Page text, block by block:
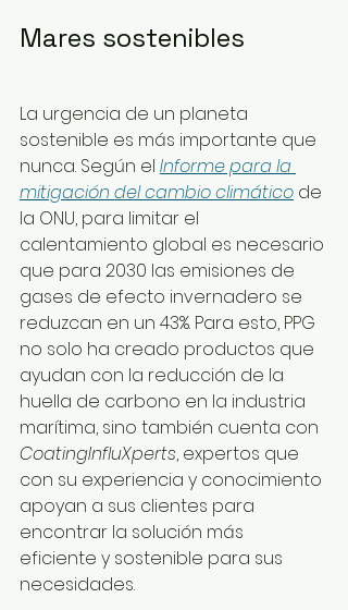
Mares sostenibles
La urgencia de un planeta
sostenible es más importante que
nunca. Según el Informe para la
mitigación del cambio climático de
la ONU, para limitar el
calentamiento global es necesario
que para 2030 las emisiones de
gases de efecto invernadero se
reduzcan en un 43%. Para esto, PPG
no solo ha creado productos que
ayudan con la reducción de la
huella de carbono en la industria
marítima, sino también cuenta con
CoatingInfluXperts, expertos que
con su experiencia y conocimiento
apoyan a sus clientes para
encontrar la solución más
eficiente y sostenible para sus
necesidades.